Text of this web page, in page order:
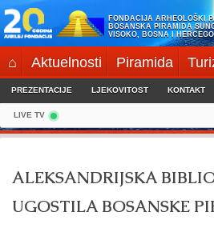
Skip
to
content
FONDACIJA ARHEOLOŠKI
BOSANSKA PIRAMIDA
VISOKO, BOSNA I
⌂ Aktuelnosti Piramida
PREZENTACIJE LJEKOVITOST KONTAKT
LIVE TV
ALEKSANDRIJSKA
UGOSTILA BOSANSKE